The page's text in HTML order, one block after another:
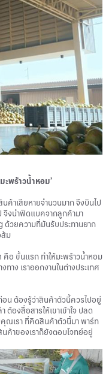
ะพร้าวน้ำหอม’
าเสียหายจำนวนมาก จึงบินไป
จึงนำฟีดแบคจากลูกค้ามา
ด้วยความที่มันรับประทานยาก
ส้ม
คือ ขั้นแรก ทำให้มะพร้าวน้ำหอม
าง เราออกงานในต่างประเทศ
อน ต้องรู้ว่าสินค้าตัวนี้ควรไปอยู่
ต้องสื่อสารให้เขาเข้าใจ ปลด
ณเรา ที่คิดสินค้าตัวนี้มา พาร์ท
นค้าของเราก็ยังตอบโจทย์อยู่